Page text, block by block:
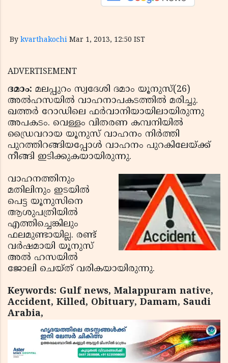
By kvarthakochi Mar 1, 2013, 12:50 IST
ADVERTISEMENT
ദമാം: മലപ്പുറം സ്വദേശി ദമാം യൂനുസ്(26)
അല്‍ഹസയില്‍ വാഹനാപകടത്തില്‍ മരിച്ചു.
ഖത്തര്‍ റോഡിലെ ഫര്‍വാനിയായിലായിരുന്നു
അപകടം. വെള്ളം വിതരണ കമ്പനിയില്‍
ഡ്രൈവറായ യൂനുസ് വാഹനം നിര്‍ത്തി
പുറത്തിറങ്ങിയപ്പോള്‍ വാഹനം പുറകിലേയ്ക്ക്
നീങ്ങി ഇടിക്കുകയായിരുന്നു.
വാഹനത്തിനും
മതിലിനും ഇടയില്‍
പെട്ട യൂനുസിനെ
ആശുപത്രിയില്‍
എത്തിച്ചെങ്കിലും
ഫലമുണ്ടായില്ല. രണ്ട്
വര്‍ഷമായി യൂനുസ്
അല്‍ ഹസയില്‍
ജോലി ചെയ്ത് വരികയായിരുന്നു.
Keywords: Gulf news, Malappuram native,
Accident, Killed, Obituary, Damam, Saudi
Arabia,